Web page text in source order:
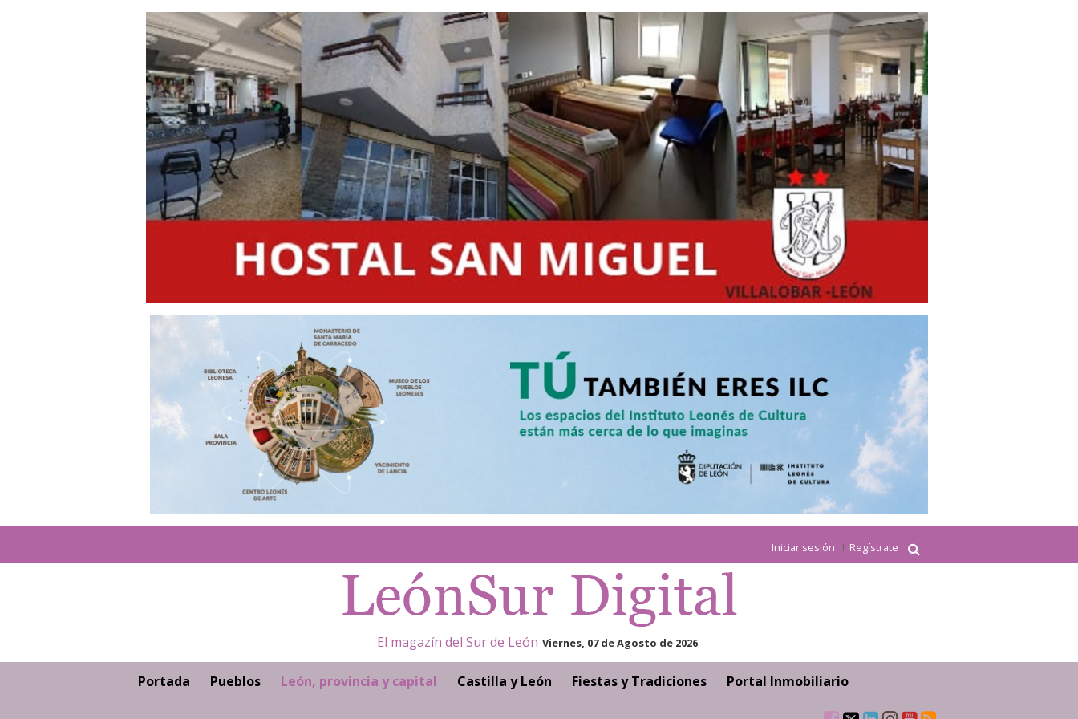
Iniciar sesión Regístrate
El magazín del Sur de León Viernes, 07 de Agosto de 2026
Portada Pueblos León, provincia y capital Castilla y León Fiestas y Tradiciones Portal Inmobiliario